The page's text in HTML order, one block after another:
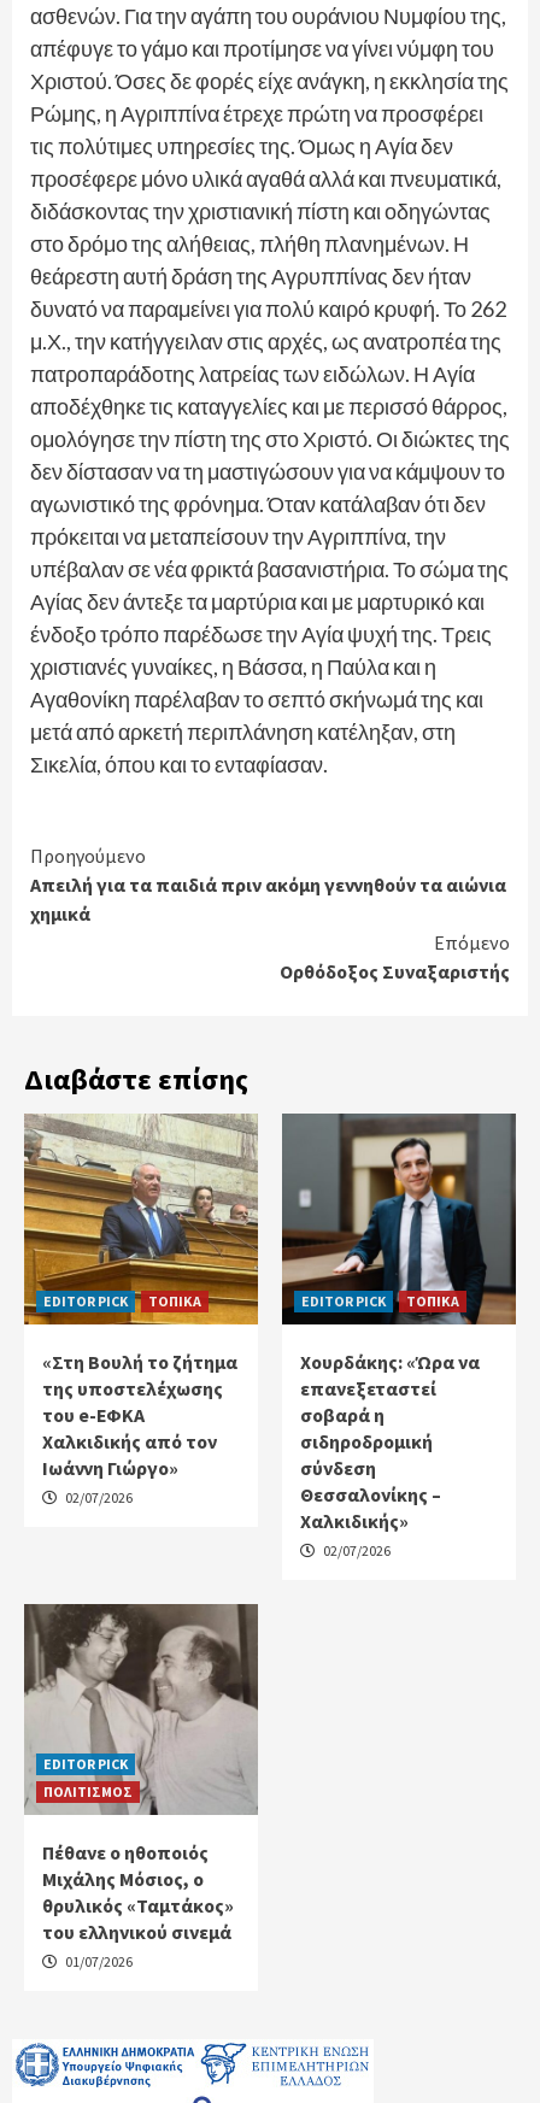
ασθενών. Για την αγάπη του ουράνιου Νυμφίου της,
απέφυγε το γάμο και προτίμησε να γίνει νύμφη του
Χριστού. Όσες δε φορές είχε ανάγκη, η εκκλησία της
Ρώμης, η Αγριππίνα έτρεχε πρώτη να προσφέρει
τις πολύτιμες υπηρεσίες της. Όμως η Αγία δεν
προσέφερε μόνο υλικά αγαθά αλλά και πνευματικά,
διδάσκοντας την χριστιανική πίστη και οδηγώντας
στο δρόμο της αλήθειας, πλήθη πλανημένων. Η
θεάρεστη αυτή δράση της Αγρυππίνας δεν ήταν
δυνατό να παραμείνει για πολύ καιρό κρυφή. Το 262
μ.Χ., την κατήγγειλαν στις αρχές, ως ανατροπέα της
πατροπαράδοτης λατρείας των ειδώλων. Η Αγία
αποδέχθηκε τις καταγγελίες και με περισσό θάρρος,
ομολόγησε την πίστη της στο Χριστό. Οι διώκτες της
δεν δίστασαν να τη μαστιγώσουν για να κάμψουν το
αγωνιστικό της φρόνημα. Όταν κατάλαβαν ότι δεν
πρόκειται να μεταπείσουν την Αγριππίνα, την
υπέβαλαν σε νέα φρικτά βασανιστήρια. Το σώμα της
Αγίας δεν άντεξε τα μαρτύρια και με μαρτυρικό και
ένδοξο τρόπο παρέδωσε την Αγία ψυχή της. Τρεις
χριστιανές γυναίκες, η Βάσσα, η Παύλα και η
Αγαθονίκη παρέλαβαν το σεπτό σκήνωμά της και
μετά από αρκετή περιπλάνηση κατέληξαν, στη
Σικελία, όπου και το ενταφίασαν.
Continue
Reading
Προηγούμενο
Απειλή για τα παιδιά πριν ακόμη γεννηθούν τα αιώνια
χημικά
Επόμενο
Ορθόδοξος Συναξαριστής
Διαβάστε επίσης
EDITOR PICK ΤΟΠΙΚΑ
«Στη Βουλή το ζήτημα
της υποστελέχωσης
του e-ΕΦΚΑ
Χαλκιδικής από τον
Ιωάννη Γιώργο»
02/07/2026
EDITOR PICK ΤΟΠΙΚΑ
Χουρδάκης: «Ώρα να
επανεξεταστεί
σοβαρά η
σιδηροδρομική
σύνδεση
Θεσσαλονίκης –
Χαλκιδικής»
02/07/2026
EDITOR PICK
ΠΟΛΙΤΙΣΜΟΣ
Πέθανε ο ηθοποιός
Μιχάλης Μόσιος, ο
θρυλικός «Ταμτάκος»
του ελληνικού σινεμά
01/07/2026